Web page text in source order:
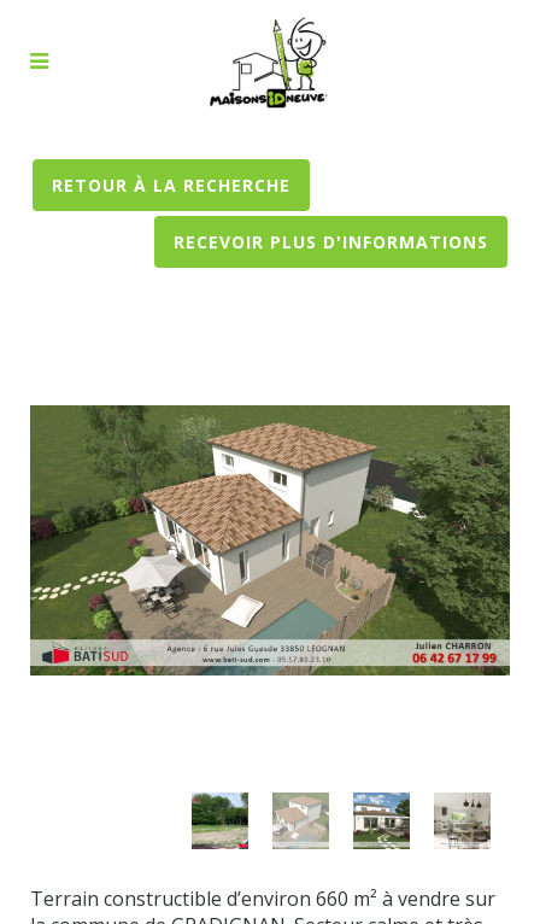
RETOUR À LA RECHERCHE
RECEVOIR PLUS D'INFORMATIONS
Terrain constructible d’environ 660 m² à vendre sur